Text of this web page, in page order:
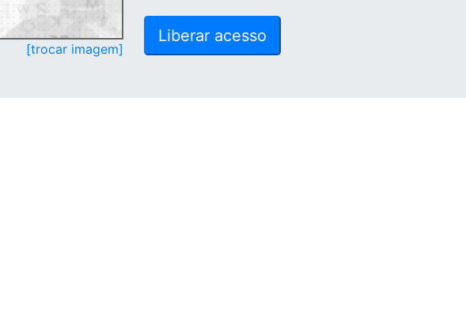
[trocar imagem]